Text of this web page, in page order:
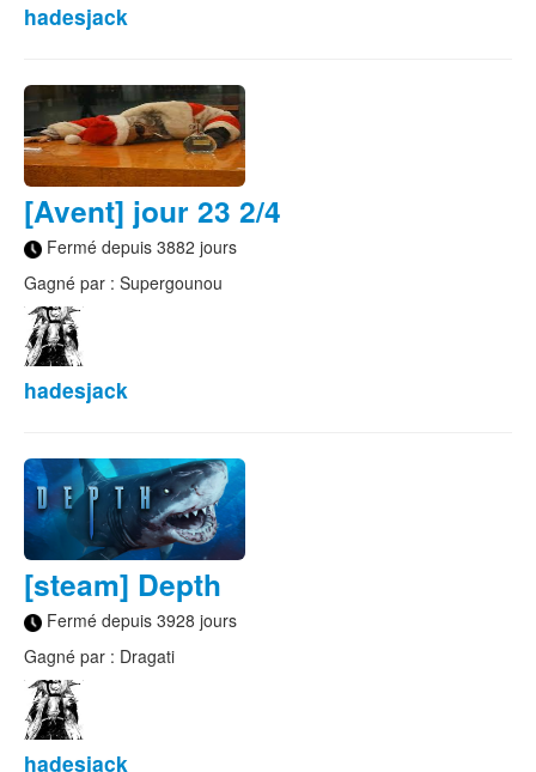
hadesjack
[Avent] jour 23 2/4
Fermé depuis 3882 jours
Gagné par : Supergounou
hadesjack
[steam] Depth
Fermé depuis 3928 jours
Gagné par : Dragati
hadesjack